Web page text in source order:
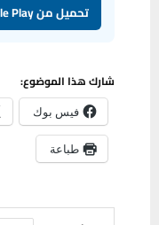
تحميل من Google Play
شارك هذا الموضوع:
فيس بوك
طباعة